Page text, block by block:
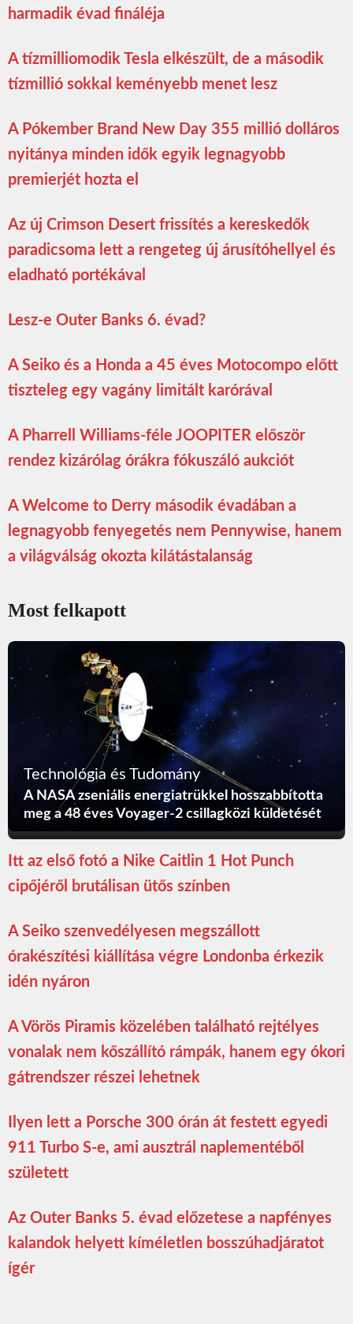
harmadik évad fináléja
A tízmilliomodik Tesla elkészült, de a második
tízmillió sokkal keményebb menet lesz
A Pókember Brand New Day 355 millió dolláros
nyitánya minden idők egyik legnagyobb
premierjét hozta el
Az új Crimson Desert frissítés a kereskedők
paradicsoma lett a rengeteg új árusítóhellyel és
eladható portékával
Lesz-e Outer Banks 6. évad?
A Seiko és a Honda a 45 éves Motocompo előtt
tiszteleg egy vagány limitált karórával
A Pharrell Williams-féle JOOPITER először
rendez kizárólag órákra fókuszáló aukciót
A Welcome to Derry második évadában a
legnagyobb fenyegetés nem Pennywise, hanem
a világválság okozta kilátástalanság
Most felkapott
Technológia és Tudomány
A NASA zseniális energiatrükkel hosszabbította
meg a 48 éves Voyager-2 csillagközi küldetését
Itt az első fotó a Nike Caitlin 1 Hot Punch
cipőjéről brutálisan ütős színben
A Seiko szenvedélyesen megszállott
órakészítési kiállítása végre Londonba érkezik
idén nyáron
A Vörös Piramis közelében található rejtélyes
vonalak nem kőszállító rámpák, hanem egy ókori
gátrendszer részei lehetnek
Ilyen lett a Porsche 300 órán át festett egyedi
911 Turbo S-e, ami ausztrál naplementéből
született
Az Outer Banks 5. évad előzetese a napfényes
kalandok helyett kíméletlen bosszúhadjáratot
ígér